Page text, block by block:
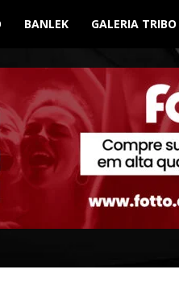
BANLEK GALERIA TRIBO